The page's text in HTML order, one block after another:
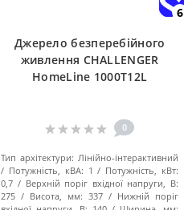
6
Джерело безперебійного
живлення CHALLENGER
HomeLine 1000T12L
0
Тип архітектури: Лінійно-інтерактивний
Потужність, кВА: 1
Потужність, кВт:
0,7
Верхній поріг вхідної напруги, В:
275
Висота, мм: 337
Нижній поріг